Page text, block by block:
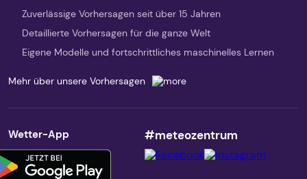
Zuverlässige Vorhersagen seit über 15 Jahren
Detaillierte Vorhersagen für die ganze Welt
Eigene Modelle und fortschrittliches maschinelles Lernen
Mehr über unsere Vorhersagen
Wetter-App #meteozentrum